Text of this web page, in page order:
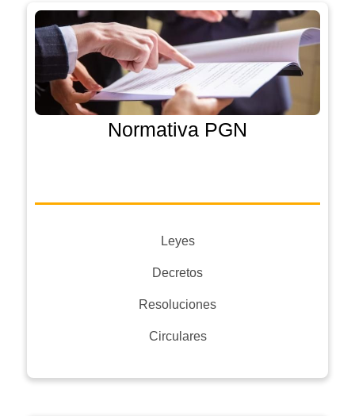
Normativa PGN
Leyes
Decretos
Resoluciones
Circulares